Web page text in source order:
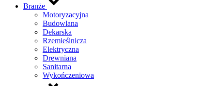
Branże
Motoryzacyjna
Budowlana
Dekarska
Rzemieślnicza
Elektryczna
Drewniana
Sanitarna
Wykończeniowa